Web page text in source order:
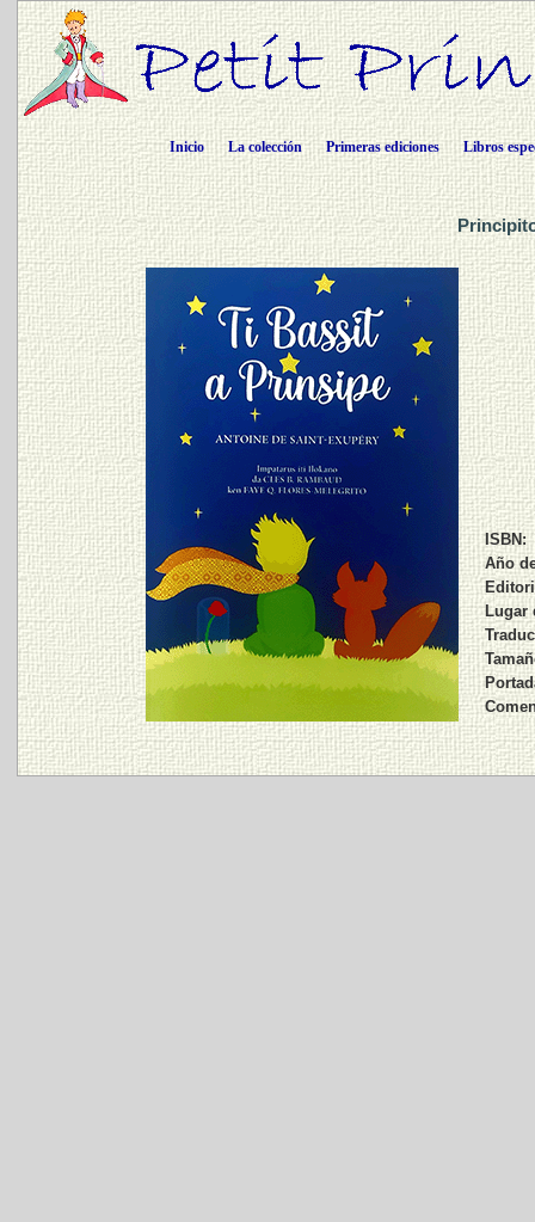
Inicio La colección Primeras ediciones Libros
ISBN:
Año
Lugar